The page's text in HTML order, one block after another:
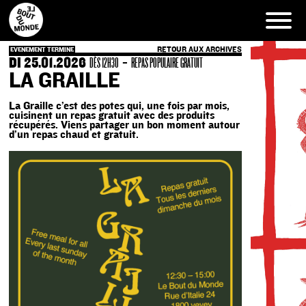
Skip
content
EVENEMENT TERMINE RETOUR AUX ARCHIVES
DI 25.01.2026 DÈS 12H30 -REPAS POPULAIRE GRATUIT
LA GRAILLE
La Graille c’est des potes qui, une fois par mois,
cuisinent un repas gratuit avec des produits
récupérés. Viens partager un bon moment autour
d’un repas chaud et gratuit.